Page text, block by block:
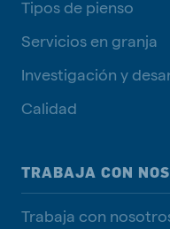
Tipos de pienso
Servicios en granja
Investigación y
Calidad
TRABAJA CON
Trabaja con